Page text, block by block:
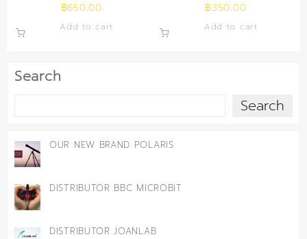
Search
Search
OUR NEW BRAND POLARIS
DISTRIBUTOR BBC MICROBIT
DISTRIBUTOR JOANLAB
฿650.00
Add to cart
฿350.00
Add to cart